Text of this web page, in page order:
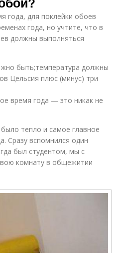
года, для поклейки обоев
года, но учтите, что в
должны выполняться
быть;температура должны
Цельсия плюс (минус) три
время года — это никак не
тепло и самое главное
Сразу вспомнился один
был студентом, мы с
комнату в общежитии